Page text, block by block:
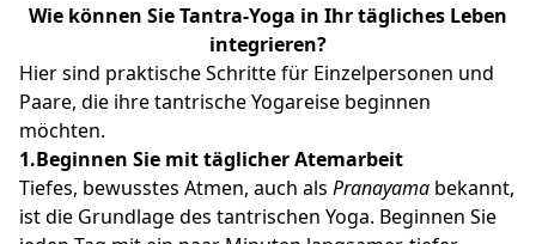
Wie können Sie Tantra-Yoga in Ihr tägliches Leben
integrieren?
Hier sind praktische Schritte für Einzelpersonen und
Paare, die ihre tantrische Yogareise beginnen
möchten.
1.Beginnen Sie mit täglicher Atemarbeit
Tiefes, bewusstes Atmen, auch als Pranayama bekannt,
ist die Grundlage des tantrischen Yoga. Beginnen Sie